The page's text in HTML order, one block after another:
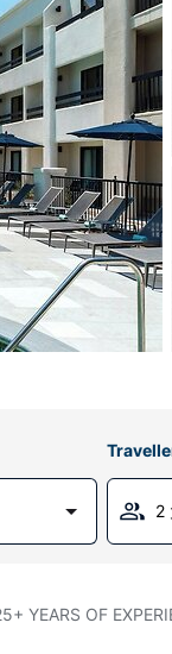
2
YEARS OF